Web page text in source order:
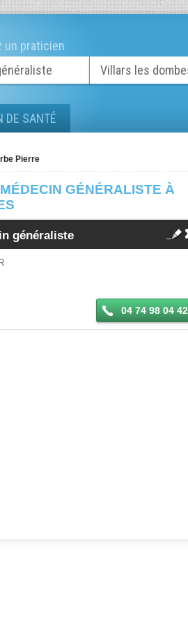
un praticien
DE SANTÉ
Pierre
GÉNÉRALISTE À
généraliste
04 74 98 04 42